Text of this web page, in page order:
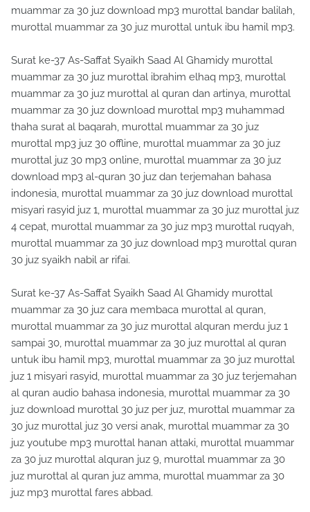
muammar za 30 juz download mp3 murottal bandar balilah,
murottal muammar za 30 juz murottal untuk ibu hamil mp3.
Surat ke-37 As-Saffat Syaikh Saad Al Ghamidy murottal
muammar za 30 juz murottal ibrahim elhaq mp3, murottal
muammar za 30 juz murottal al quran dan artinya, murottal
muammar za 30 juz download murottal mp3 muhammad
thaha surat al baqarah, murottal muammar za 30 juz
murottal mp3 juz 30 offline, murottal muammar za 30 juz
murottal juz 30 mp3 online, murottal muammar za 30 juz
download mp3 al-quran 30 juz dan terjemahan bahasa
indonesia, murottal muammar za 30 juz download murottal
misyari rasyid juz 1, murottal muammar za 30 juz murottal juz
4 cepat, murottal muammar za 30 juz mp3 murottal ruqyah,
murottal muammar za 30 juz download mp3 murottal quran
30 juz syaikh nabil ar rifai.
Surat ke-37 As-Saffat Syaikh Saad Al Ghamidy murottal
muammar za 30 juz cara membaca murottal al quran,
murottal muammar za 30 juz murottal alquran merdu juz 1
sampai 30, murottal muammar za 30 juz murottal al quran
untuk ibu hamil mp3, murottal muammar za 30 juz murottal
juz 1 misyari rasyid, murottal muammar za 30 juz terjemahan
al quran audio bahasa indonesia, murottal muammar za 30
juz download murottal 30 juz per juz, murottal muammar za
30 juz murottal juz 30 versi anak, murottal muammar za 30
juz youtube mp3 murottal hanan attaki, murottal muammar
za 30 juz murottal alquran juz 9, murottal muammar za 30
juz murottal al quran juz amma, murottal muammar za 30
juz mp3 murottal fares abbad.